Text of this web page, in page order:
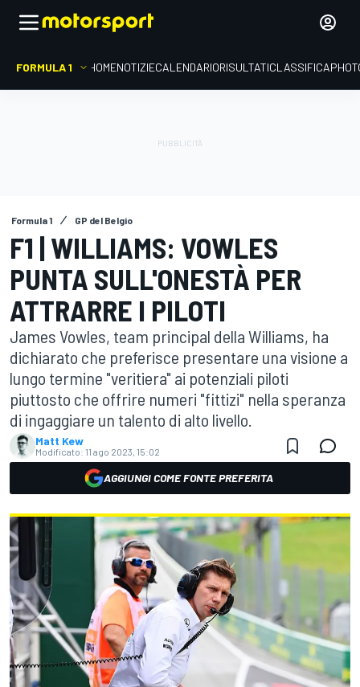
FORMULA 1 HOMENOTIZIECALENDARIORISULTATICLASSIFICA
Formula 1 GP del Belgio
F1 | WILLIAMS: VOWLES
PUNTA SULL'ONESTÀ PER
ATTRARRE I PILOTI
James Vowles, team principal della Williams, ha
dichiarato che preferisce presentare una visione a
lungo termine "veritiera" ai potenziali piloti
piuttosto che offrire numeri "fittizi" nella speranza
di ingaggiare un talento di alto livello.
Matt Kew
Modificato: 11 ago 2023, 15:02
AGGIUNGI COME FONTE PREFERITA